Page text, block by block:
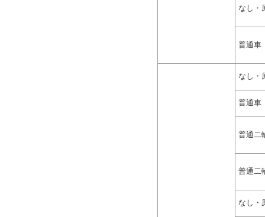
なし・
普通車
なし・
普通車
普通二
普通二
なし・